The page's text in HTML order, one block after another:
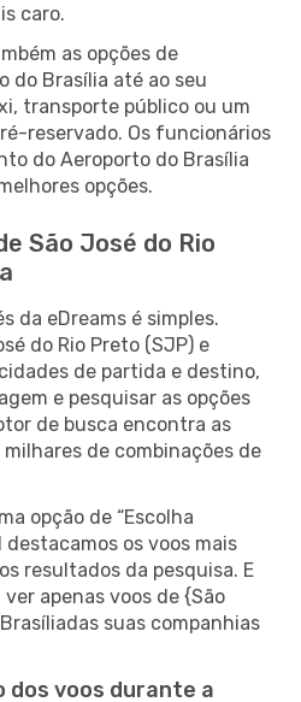
caro.
as opções de
do Brasília até ao seu
transporte público ou um
reservado. Os funcionários
do Aeroporto do Brasília
opções.
São José do Rio
da eDreams é simples.
do Rio Preto (SJP) e
de partida e destino,
e pesquisar as opções
de busca encontra as
de combinações de
opção de “Escolha
os voos mais
resultados da pesquisa. E
apenas voos de {São
suas companhias
dos voos durante a